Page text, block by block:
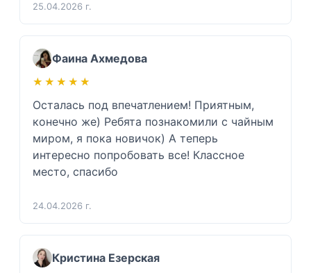
25.04.2026 г.
Фаина Ахмедова
★★★★★
★★★★★
Осталась под впечатлением! Приятным,
конечно же) Ребята познакомили с чайным
миром, я пока новичок) А теперь
интересно попробовать все! Классное
место, спасибо
24.04.2026 г.
Кристина Езерская